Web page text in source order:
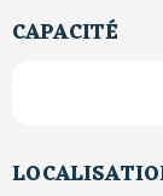
CAPACITÉ